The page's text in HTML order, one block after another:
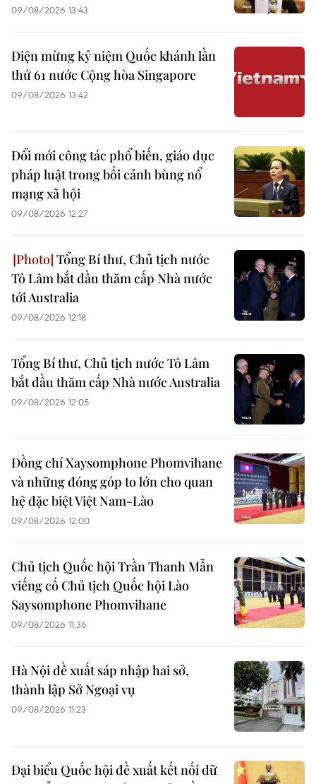
09/08/2026 13:43
Điện mừng kỷ niệm Quốc khánh lần
thứ 61 nước Cộng hòa Singapore
09/08/2026 13:42
Đổi mới công tác phổ biến, giáo dục
pháp luật trong bối cảnh bùng nổ
mạng xã hội
09/08/2026 12:27
Tổng Bí thư, Chủ tịch nước
Tô Lâm bắt đầu thăm cấp Nhà nước
tới Australia
09/08/2026 12:18
Tổng Bí thư, Chủ tịch nước Tô Lâm
bắt đầu thăm cấp Nhà nước Australia
09/08/2026 12:05
Đồng chí Xaysomphone Phomvihane
và những đóng góp to lớn cho quan
hệ đặc biệt Việt Nam-Lào
09/08/2026 12:00
Chủ tịch Quốc hội Trần Thanh Mẫn
viếng cố Chủ tịch Quốc hội Lào
Saysomphone Phomvihane
09/08/2026 11:36
Hà Nội đề xuất sáp nhập hai sở,
thành lập Sở Ngoại vụ
09/08/2026 11:23
Đại biểu Quốc hội đề xuất kết nối dữ